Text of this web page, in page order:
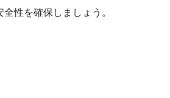
性を確保しましょう。